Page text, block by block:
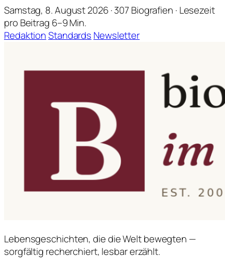
Samstag, 8. August 2026 · 307 Biografien · Lesezeit
pro Beitrag 6–9 Min.
RedaktionStandards Newsletter
Lebensgeschichten, die die Welt bewegten —
sorgfältig recherchiert, lesbar erzählt.